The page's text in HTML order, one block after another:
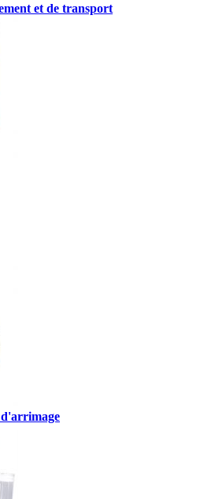
et de transport
d'arrimage